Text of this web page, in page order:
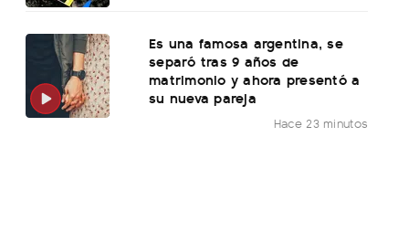
Es una famosa argentina, se
separó tras 9 años de
matrimonio y ahora presentó a
su nueva pareja
Hace 23 minutos